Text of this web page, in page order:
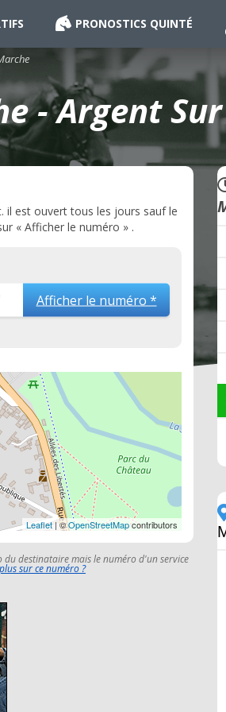
PRONOSTICS QUINTÉ
- Argent
il est ouvert tous les jours sauf le
« Afficher le numéro » .
Afficher le numéro *
Leaflet| ©OpenStreetMapcontributors
destinataire mais le numéro d'un service
sur ce numéro ?